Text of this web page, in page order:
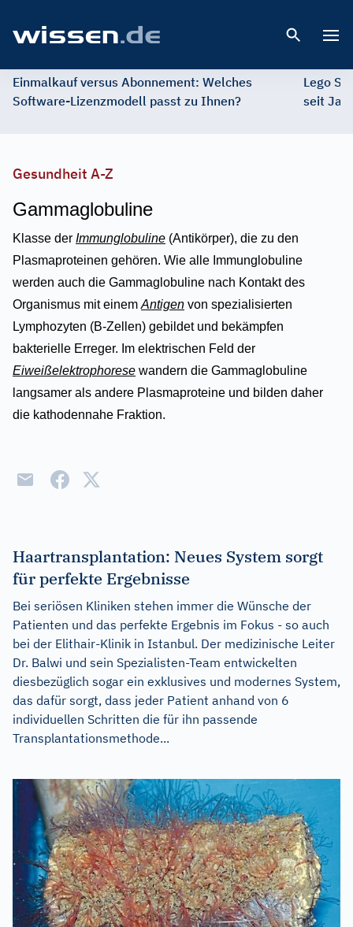
Einmalkauf versus Abonnement: Welches
Software-Lizenzmodell passt zu Ihnen?
Lego
seit
Gesundheit A-Z
Gammaglobuline
Klasse der Immunglobuline (Antikörper), die zu den
Plasmaproteinen gehören. Wie alle Immunglobuline
werden auch die Gammaglobuline nach Kontakt des
Organismus mit einem Antigen von spezialisierten
Lymphozyten (B-Zellen) gebildet und bekämpfen
bakterielle Erreger. Im elektrischen Feld der
Eiweißelektrophorese wandern die Gammaglobuline
langsamer als andere Plasmaproteine und bilden daher
die kathodennahe Fraktion.
Haartransplantation: Neues System sorgt
für perfekte Ergebnisse
Bei seriösen Kliniken stehen immer die Wünsche der
Patienten und das perfekte Ergebnis im Fokus - so auch
bei der Elithair-Klinik in Istanbul. Der medizinische Leiter
Dr. Balwi und sein Spezialisten-Team entwickelten
diesbezüglich sogar ein exklusives und modernes System,
das dafür sorgt, dass jeder Patient anhand von 6
individuellen Schritten die für ihn passende
Transplantationsmethode...